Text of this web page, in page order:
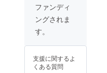
ファンディ
ングされま
す。
支援に関するよ
くある質問